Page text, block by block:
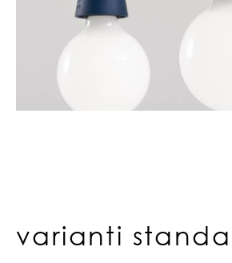
varianti